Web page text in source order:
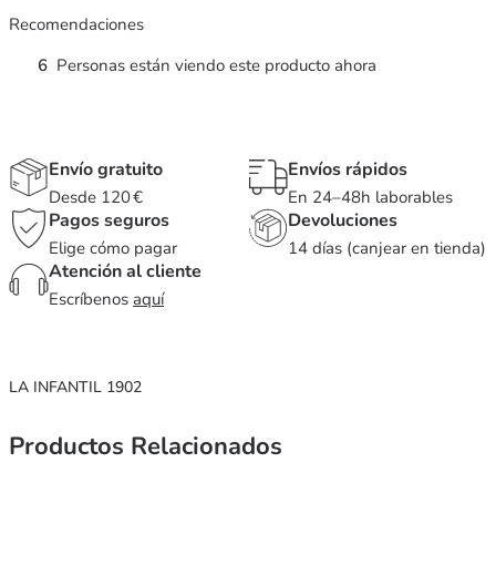
Recomendaciones
6 Personas están viendo este producto ahora
Envío gratuito
Desde 120 €
Envíos rápidos
En 24–48h laborables
Pagos seguros
Elige cómo pagar
Devoluciones
14 días (canjear en tienda)
Atención al cliente
Escríbenos aquí
LA INFANTIL 1902
Productos Relacionados